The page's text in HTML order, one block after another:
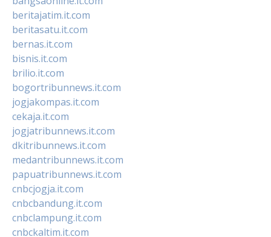
beritajatim.it.com
beritasatu.it.com
bernas.it.com
bisnis.it.com
brilio.it.com
bogortribunnews.it.com
jogjakompas.it.com
cekaja.it.com
jogjatribunnews.it.com
dkitribunnews.it.com
medantribunnews.it.com
papuatribunnews.it.com
cnbcjogja.it.com
cnbcbandung.it.com
cnbclampung.it.com
cnbckaltim.it.com